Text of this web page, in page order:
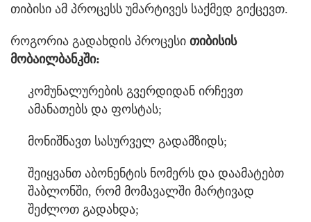
თიბისი ამ პროცესს უმარტივეს საქმედ გიქცევთ.
როგორია გადახდის პროცესი თიბისის
მობაილბანკში:
კომუნალურების გვერდიდან ირჩევთ
ამანათებს და ფოსტას;
მონიშნავთ სასურველ გადამზიდს;
შეიყვანთ აბონენტის ნომერს და დაამატებთ
შაბლონში, რომ მომავალში მარტივად
შეძლოთ გადახდა;